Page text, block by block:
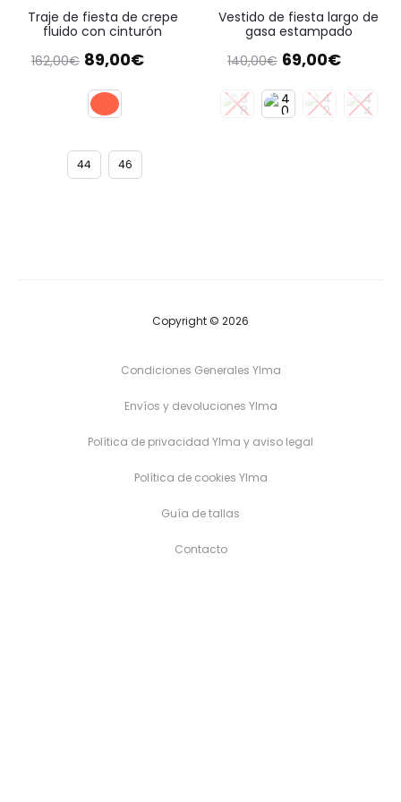
Traje de fiesta de crepe
fluido con cinturón
162,00€ El
original
era:
89,00€El
44 46
Vestido de fiesta largo de
gasa estampado
140,00€ El
original
era:
69,00€El
actual
es:
Copyright © 2026
Condiciones Generales Ylma
Envíos y devoluciones Ylma
Política de privacidad Ylma y aviso legal
Política de cookies Ylma
Guía de tallas
Contacto